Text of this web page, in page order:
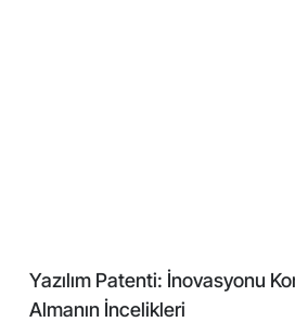
Yazılım Patenti: İnovasyonu
Almanın İncelikleri